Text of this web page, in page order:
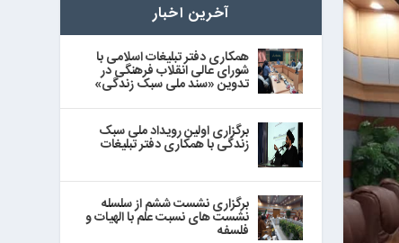
آخرین اخبار
همکاری دفتر تبلیغات اسلامی با
شورای عالی انقلاب فرهنگی در
تدوین «سند ملی سبک زندگی»
برگزاری اولین رویداد ملی سبک
زندگی با همکاری دفتر تبلیغات
برگزاری نشست ششم از سلسله
نشست های نسبت علم با الهیات و
فلسفه